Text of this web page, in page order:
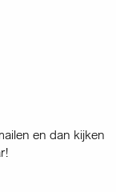
en dan kijken